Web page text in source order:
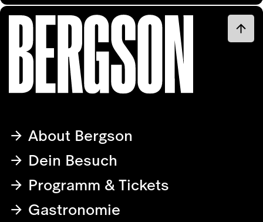
About Bergson
Dein Besuch
Programm & Tickets
Gastronomie